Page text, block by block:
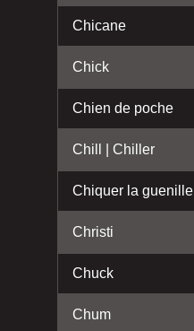
Chicane
Chick
Chien de poche
Chill | Chiller
Chiquer la guenille
Christi
Chuck
Chum